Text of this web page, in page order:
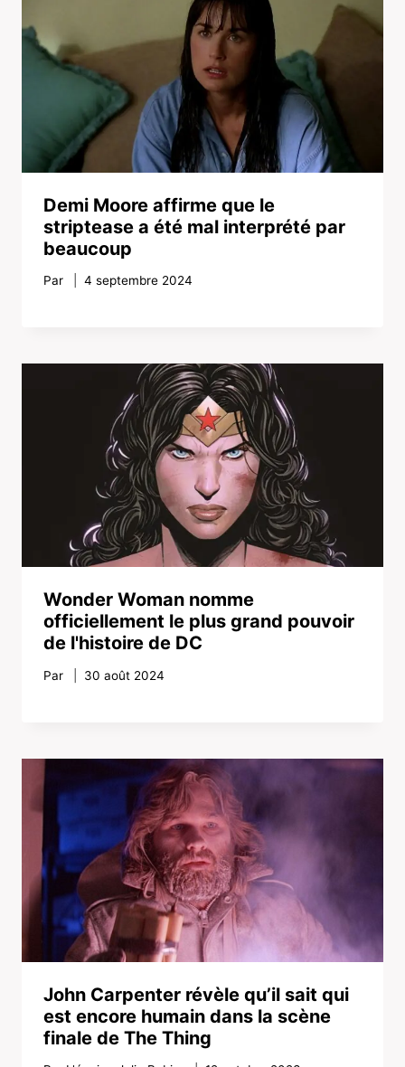
Demi Moore affirme que le
striptease a été mal interprété par
beaucoup
Par 4 septembre 2024
Wonder Woman nomme
officiellement le plus grand pouvoir
de l'histoire de DC
Par 30 août 2024
John Carpenter révèle qu’il sait qui
est encore humain dans la scène
finale de The Thing